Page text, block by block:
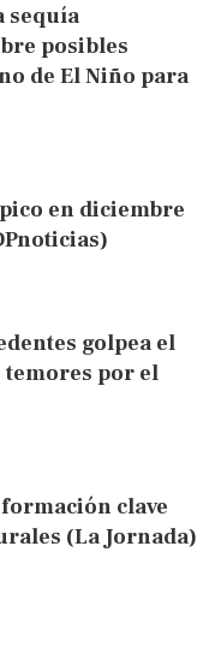
sequía
posibles
de El Niño para
en diciembre
golpea el
temores por el
clave
(La Jornada)